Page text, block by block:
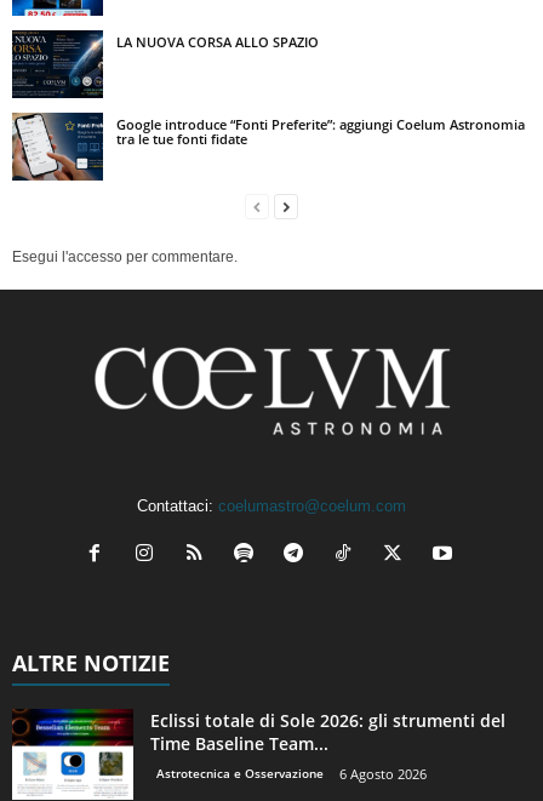
LA NUOVA CORSA ALLO SPAZIO
Google introduce “Fonti Preferite”: aggiungi Coelum Astronomia
tra le tue fonti fidate
Esegui l'accesso per commentare.
Contattaci: coelumastro@coelum.com
ALTRE NOTIZIE
Eclissi totale di Sole 2026: gli strumenti del
Time Baseline Team...
Astrotecnica e Osservazione 6 Agosto 2026